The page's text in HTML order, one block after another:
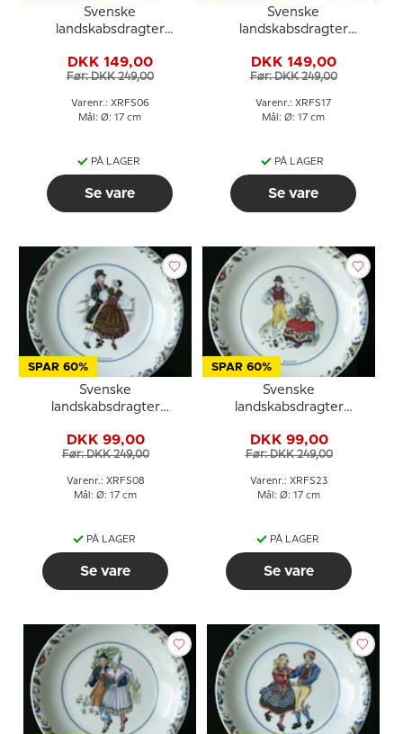
Svenske
landskabsdragter
Gästrikland
DKK 149,00
Før: DKK 249,00
Varenr.: XRFS06
Mål: Ø: 17 cm
PÅ LAGER
Se vare
Svenske
landskabsdragter
Jämtland
DKK 149,00
Før: DKK 249,00
Varenr.: XRFS17
Mål: Ø: 17 cm
PÅ LAGER
Se vare
SPAR 60%
Svenske
landskabsdragter
Härjedalen
DKK 99,00
Før: DKK 249,00
Varenr.: XRFS08
Mål: Ø: 17 cm
PÅ LAGER
Se vare
SPAR 60%
Svenske
landskabsdragter
Blekinge
DKK 99,00
Før: DKK 249,00
Varenr.: XRFS23
Mål: Ø: 17 cm
PÅ LAGER
Se vare